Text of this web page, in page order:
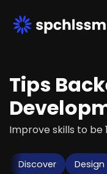
Tips
Improve skills to be
Discover Design